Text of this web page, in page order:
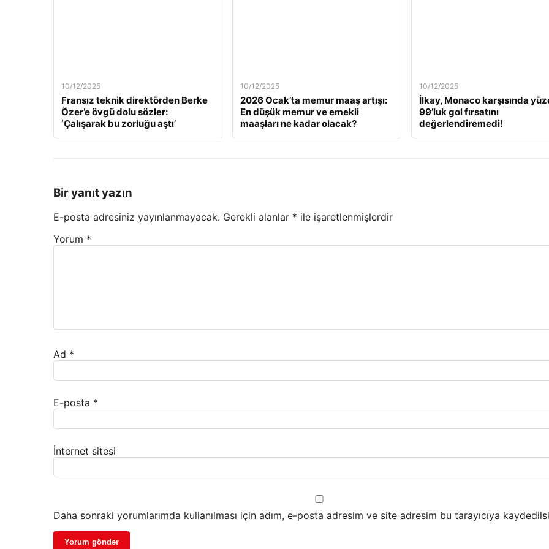
10/12/2025
Fransız teknik direktörden Berke
Özer’e övgü dolu sözler:
‘Çalışarak bu zorluğu aştı’
10/12/2025
2026 Ocak’ta memur maaş artışı:
En düşük memur ve emekli
maaşları ne kadar olacak?
10/12/2025
İlkay, Monaco karşısında
99’luk gol fırsatını
değerlendiremedi!
Bir yanıt yazın
E-posta adresiniz yayınlanmayacak. Gerekli alanlar * ile işaretlenmişlerdir
Yorum *
Ad *
E-posta *
İnternet sitesi
Daha sonraki yorumlarımda kullanılması için adım, e-posta adresim ve site adresim bu tarayıcıya